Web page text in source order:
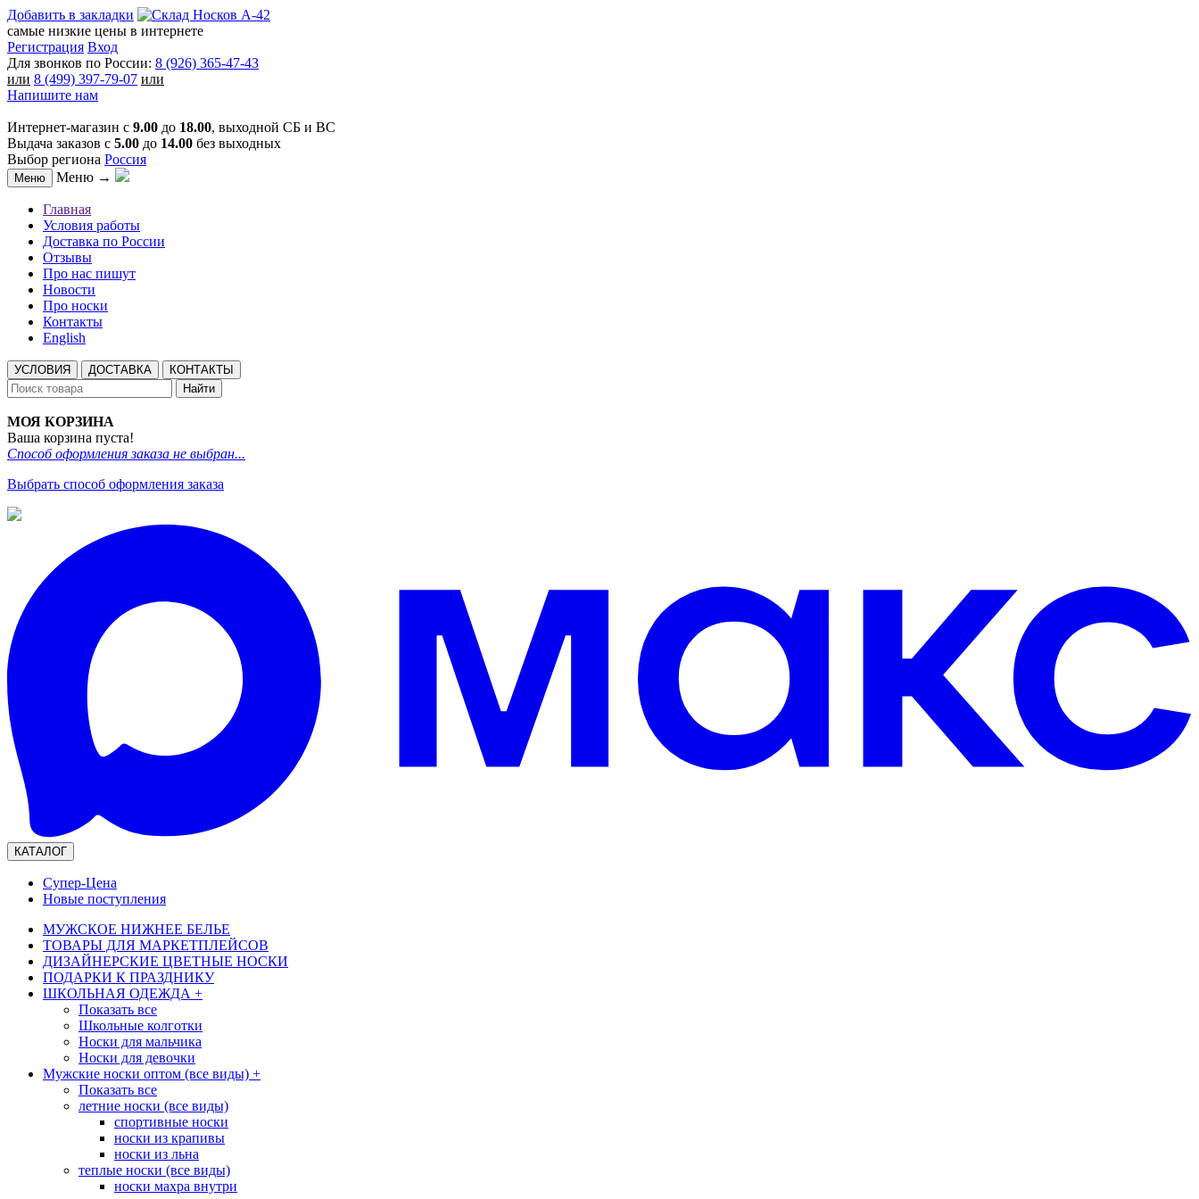
Добавить в закладки
самые низкие цены в интернете
Регистрация Вход
Для звонков по России: 8 (926) 365-47-43
или 8 (499) 397-79-07 или
Напишите нам
Интернет-магазин с 9.00 до 18.00, выходной СБ и ВС
Выдача заказов с 5.00 до 14.00 без выходных
Выбор региона Россия
Меню Меню →
Главная
Условия работы
Доставка по России
Отзывы
Про нас пишут
Новости
Про носки
Контакты
English
УСЛОВИЯ ДОСТАВКА
КОНТАКТЫ
Найти
МОЯ КОРЗИНА
Ваша корзина пуста!
Способ оформления заказа не выбран...
Выбрать способ оформления заказа
КАТАЛОГ
Супер-Цена
Новые поступления
МУЖСКОЕ НИЖНЕЕ БЕЛЬЕ
ТОВАРЫ ДЛЯ МАРКЕТПЛЕЙСОВ
ДИЗАЙНЕРСКИЕ ЦВЕТНЫЕ НОСКИ
ПОДАРКИ К ПРАЗДНИКУ
ШКОЛЬНАЯ ОДЕЖДА +
Показать все
Школьные колготки
Носки для мальчика
Носки для девочки
Мужские носки оптом (все виды) +
Показать все
летние носки (все виды)
спортивные носки
носки из крапивы
носки из льна
теплые носки (все виды)
носки махра внутри